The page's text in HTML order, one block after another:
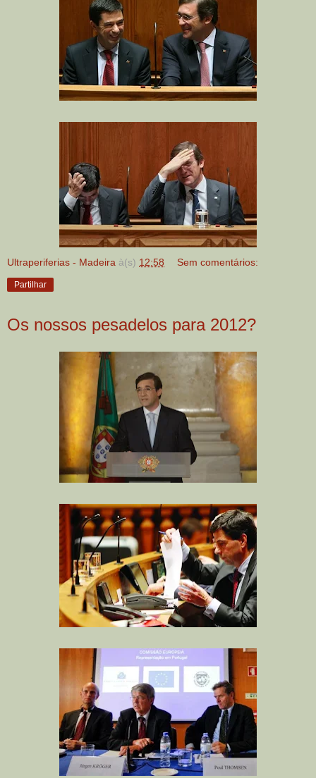
Ultraperiferias - Madeira à(s) 12:58 Sem comentários:
Partilhar
Os nossos pesadelos para 2012?